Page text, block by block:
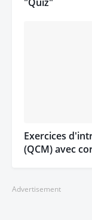
Exercices
(QCM) avec
Advertisement